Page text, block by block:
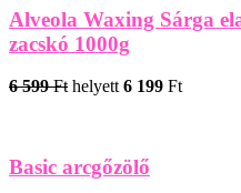
Alveola Waxing Sárga
zacskó 1000g
6 599 Fthelyett6 199 Ft
Basic arcgőzölő